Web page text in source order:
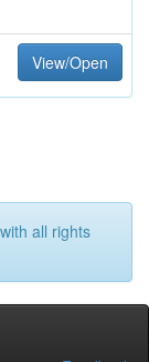
View/Open
all rights